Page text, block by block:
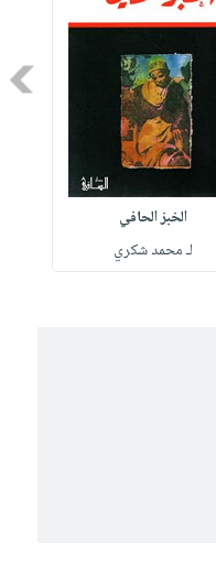
الخبز الحافي
لـ محمد شكري